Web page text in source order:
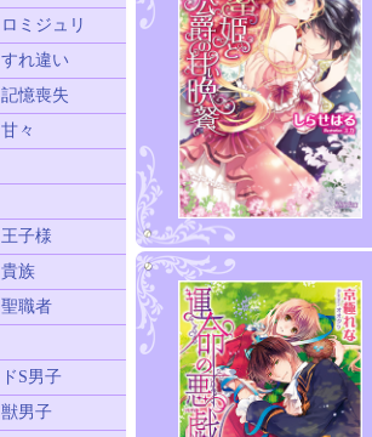
ロミジュリ
すれ違い
記憶喪失
甘々
王子様
貴族
聖職者
ドS男子
獣男子